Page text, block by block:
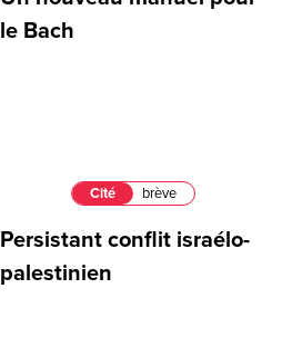
le Bach
Cité brève
Persistant conflit israélo-
palestinien